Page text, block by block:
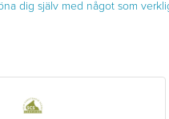
dig själv med något som